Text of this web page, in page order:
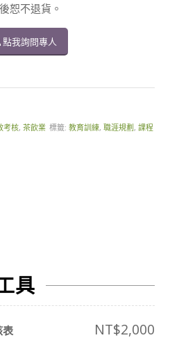
恕不退貨。
點我詢問專人
考核,茶飲業 標籤:教育訓練,職涯規劃 ,課程
具
表 NT$2,000